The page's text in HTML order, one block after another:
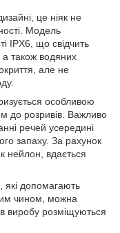
це ніяк не
Модель
IPX6, що свідчить
а також водяних
але не
особливою
до розривів. Важливо
речей усередині
запаху. За рахунок
нейлон, вдається
які допомагають
чином, можна
виробу розміщуються